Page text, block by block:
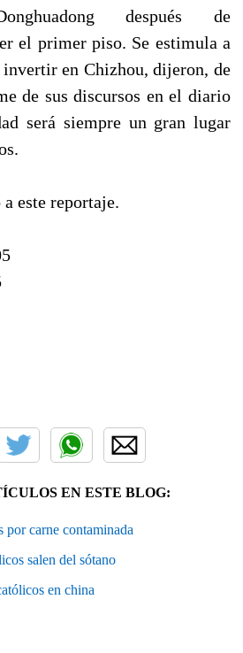
después de
el primer piso. Se estimula a
en Chizhou, dijeron, de
de sus discursos en el diario
será siempre un gran lugar
este reportaje.
EN ESTE BLOG:
por carne contaminada
salen del sótano
en china